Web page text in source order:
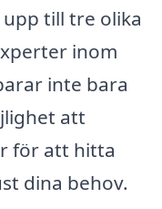
till tre olika
inom
inte bara
att
för att hitta
dina behov.